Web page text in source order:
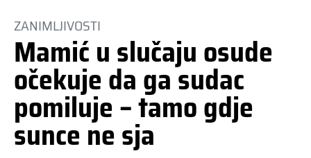
ZANIMLJIVOSTI
Mamić u slučaju osude
očekuje da ga sudac
pomiluje – tamo gdje
sunce ne sja